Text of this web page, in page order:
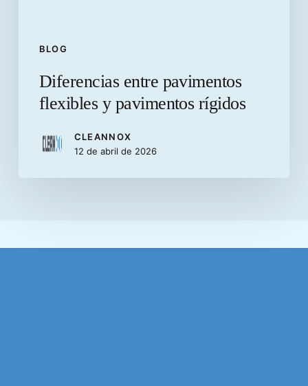
BLOG
Diferencias entre pavimentos
flexibles y pavimentos rígidos
CLEANNOX
12 de abril de 2026